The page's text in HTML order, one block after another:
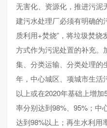
无害化、资源化，推进污泥
建污水处理厂必须有明确的
质利用+焚烧”，将垃圾焚
方式作为污泥处置的补充。
集、分类运输、分类处理的
年，中心城区、项城市生活
以上或在2020年基础上增
率分别达到98%、95%；中
达到98%以上；再生水利用